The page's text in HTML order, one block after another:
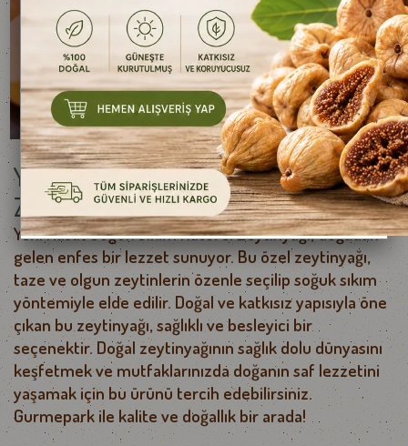
Yeni Hasat Soğuk Sıkım Naturel
Zeytinyağı 500 ml e
Yeni Hasat Soğuk Sıkım Naturel Zeytinyağı, doğadan
gelen enfes bir lezzet sunuyor. Bu özel zeytinyağı,
taze ve olgun zeytinlerin özenle seçilip soğuk sıkım
yöntemiyle elde edilir. Doğal ve katkısız yapısıyla öne
çıkan bu zeytinyağı, sağlıklı ve besleyici bir
seçenektir. Doğal zeytinyağının sağlık dolu dünyasını
keşfetmek ve mutfaklarınızda doğanın saf lezzetini
yaşamak için bu ürünü tercih edebilirsiniz.
Gurmepark ile kalite ve doğallık bir arada!